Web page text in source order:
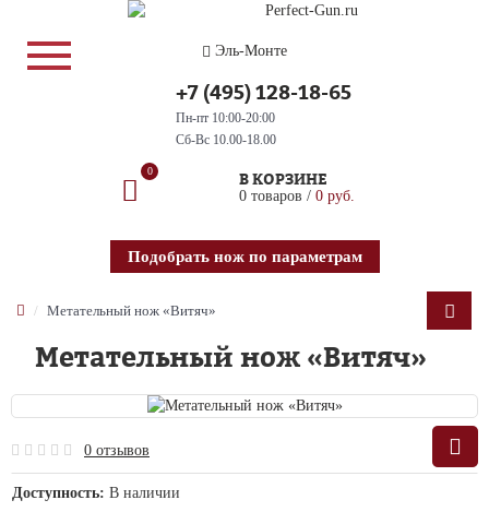
Эль-Монте
+7 (495) 128-18-65
Пн-пт 10:00-20:00
Сб-Вс 10.00-18.00
0 В КОРЗИНЕ
0 товаров / 0 руб.
Подобрать нож по параметрам
Метательный нож «Витяч»
Метательный нож «Витяч»
0 отзывов
Доступность: В наличии